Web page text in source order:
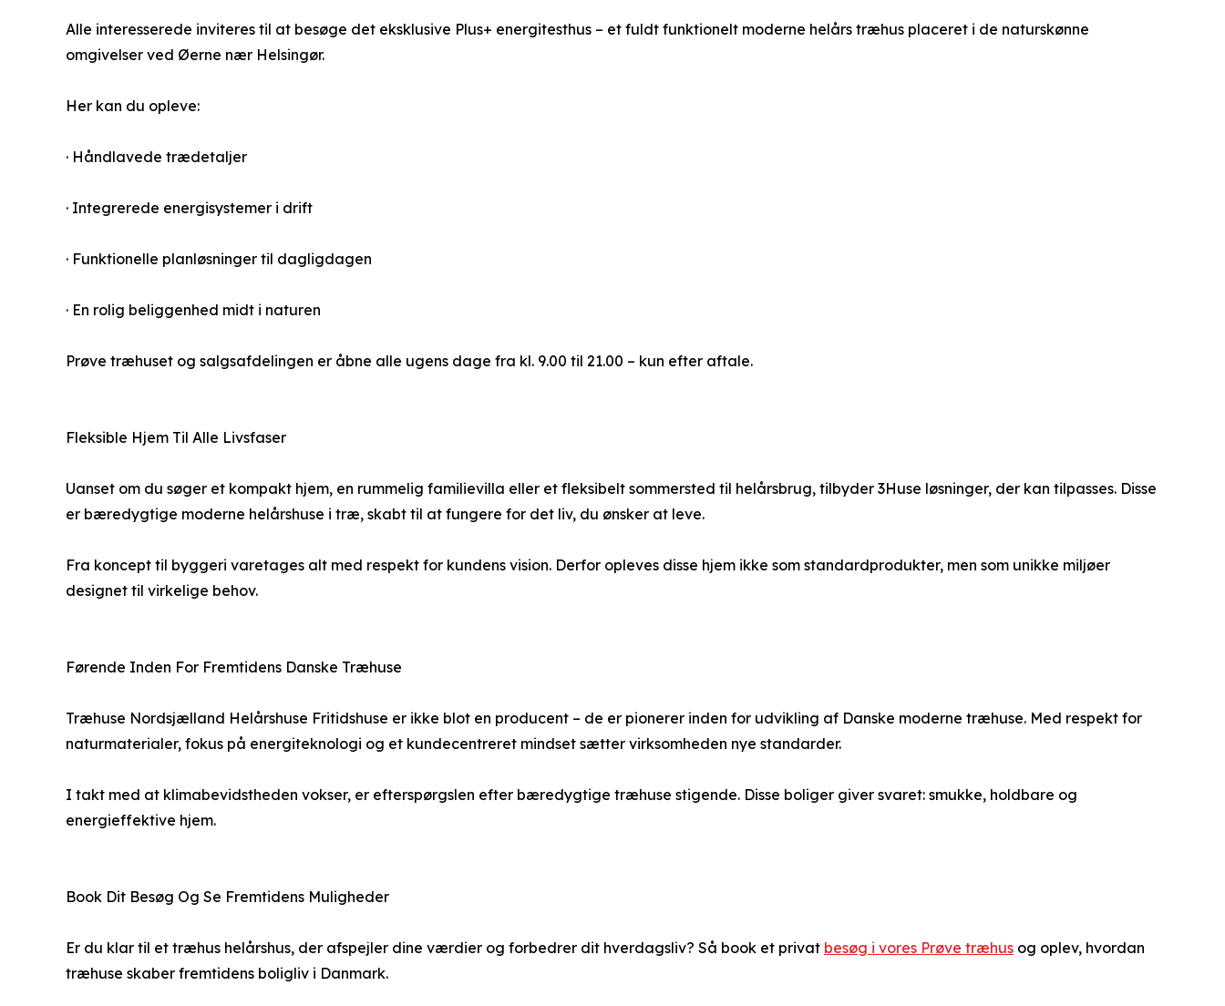
Alle interesserede inviteres til at besøge det eksklusive Plus+ energitesthus – et fuldt funktionelt moderne helårs træhus placeret i de naturskønne
omgivelser ved Øerne nær Helsingør.
Her kan du opleve:
· Håndlavede trædetaljer
· Integrerede energisystemer i drift
· Funktionelle planløsninger til dagligdagen
· En rolig beliggenhed midt i naturen
Prøve træhuset og salgsafdelingen er åbne alle ugens dage fra kl. 9.00 til 21.00 – kun efter aftale.
Fleksible Hjem Til Alle Livsfaser
Uanset om du søger et kompakt hjem, en rummelig familievilla eller et fleksibelt sommersted til helårsbrug, tilbyder 3Huse løsninger, der kan tilpasses. Disse
er bæredygtige moderne helårshuse i træ, skabt til at fungere for det liv, du ønsker at leve.
Fra koncept til byggeri varetages alt med respekt for kundens vision. Derfor opleves disse hjem ikke som standardprodukter, men som unikke miljøer
designet til virkelige behov.
Førende Inden For Fremtidens Danske Træhuse
Træhuse Nordsjælland Helårshuse Fritidshuse er ikke blot en producent – de er pionerer inden for udvikling af Danske moderne træhuse. Med respekt for
naturmaterialer, fokus på energiteknologi og et kundecentreret mindset sætter virksomheden nye standarder.
I takt med at klimabevidstheden vokser, er efterspørgslen efter bæredygtige træhuse stigende. Disse boliger giver svaret: smukke, holdbare og
energieffektive hjem.
Book Dit Besøg Og Se Fremtidens Muligheder
Er du klar til et træhus helårshus, der afspejler dine værdier og forbedrer dit hverdagsliv? Så book et privat besøg i vores Prøve træhus og oplev, hvordan
træhuse skaber fremtidens boligliv i Danmark.